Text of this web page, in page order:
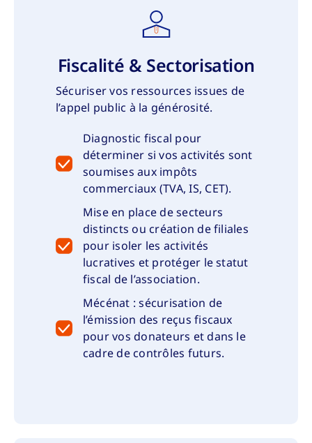
Fiscalité & Sectorisation
Sécuriser vos ressources issues de
l’appel public à la générosité.
Diagnostic fiscal pour
déterminer si vos activités sont
soumises aux impôts
commerciaux (TVA, IS, CET).
Mise en place de secteurs
distincts ou création de filiales
pour isoler les activités
lucratives et protéger le statut
fiscal de l’association.
Mécénat : sécurisation de
l’émission des reçus fiscaux
pour vos donateurs et dans le
cadre de contrôles futurs.